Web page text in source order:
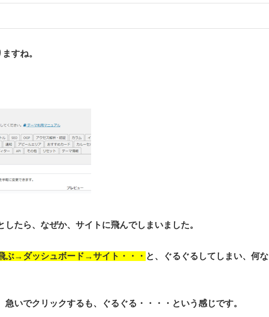
すね。
たら、なぜか、サイトに飛んでしまいました。
ぶ→ダッシュボード→サイト・・・ と、ぐるぐるしてしまい、何な
いでクリックするも、ぐるぐる・・・・という感じです。